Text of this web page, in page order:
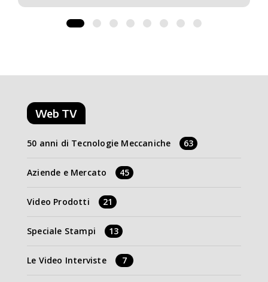
Web TV
50 anni di Tecnologie Meccaniche 63
Aziende e Mercato 45
Video Prodotti 21
Speciale Stampi 13
Le Video Interviste 7